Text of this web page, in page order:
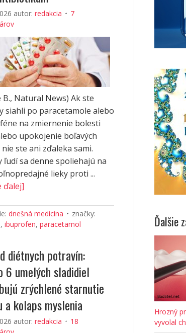
autor: redakcia
7
B., Natural News) Ak ste
siahli po paracetamole alebo
na zmiernenie bolesti
upokojenie boľavých
ste ani zďaleka sami.
ľudí sa denne spoliehajú na
lieky proti ...
ďalej]
dnešná medicína
značky:
, ibuprofen, paracetamol
diétnych potravín:
6 umelých sladidiel
zrýchlené starnutie
a kolaps myslenia
autor: redakcia
18
Ďalšie
Hrozný
vyvolal